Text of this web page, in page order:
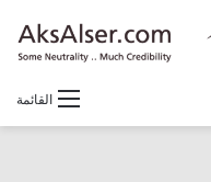
القائمة